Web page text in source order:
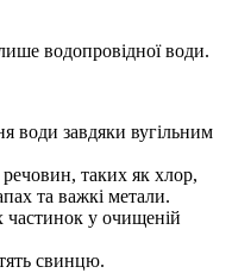
водопровідної води.
води завдяки вугільним
таких як хлор,
та важкі метали.
частинок у очищеній
свинцю.